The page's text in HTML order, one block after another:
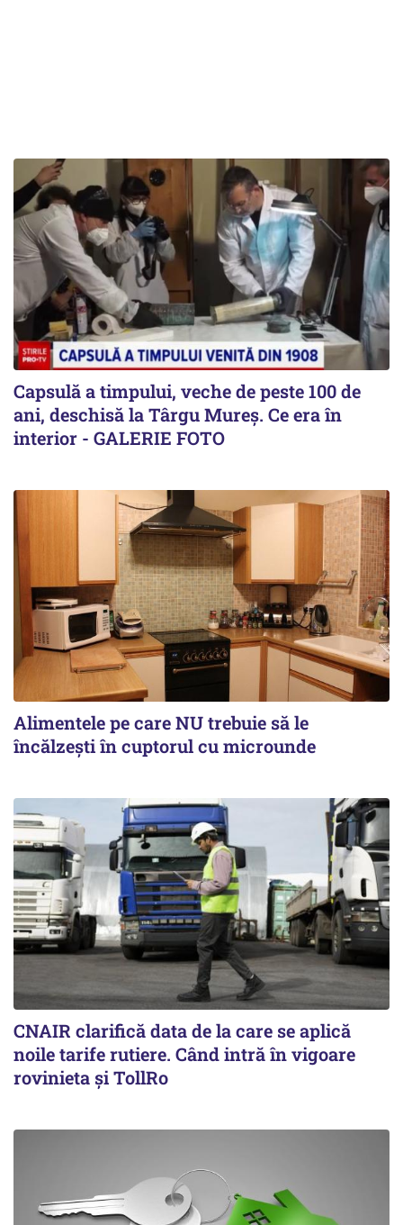
Capsulă a timpului, veche de peste 100 de
ani, deschisă la Târgu Mureș. Ce era în
interior - GALERIE FOTO
Alimentele pe care NU trebuie să le
încălzeşti în cuptorul cu microunde
CNAIR clarifică data de la care se aplică
noile tarife rutiere. Când intră în vigoare
rovinieta și TollRo